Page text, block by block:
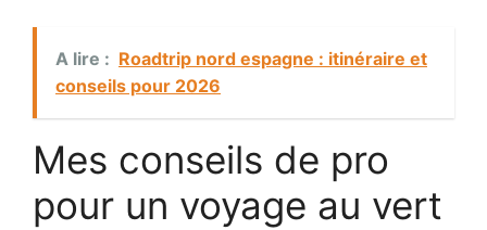
A lire : Roadtrip nord espagne : itinéraire et
conseils pour 2026
Mes conseils de pro
pour un voyage au vert